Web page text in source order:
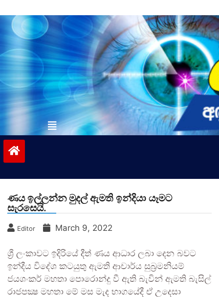
to
contentvinivida.lk
ණය ඉල්ලන්න මුදල් ඇමති ඉන්දියා යෑමට
සැරසෙයි.
Editor March 9, 2022
ශ්‍රී ලංකාවට ඉදිරියේ දීත් ණය ආධාර ලබා දෙන බවට
ඉන්දීය විදේශ කටයුතු ඇමති ආචාර්ය සුබ්‍රමනියම්
ජයශංකර් මහතා පොරොන්දු වී ඇති බැවින් ඇමති බැසිල්
රාජපක්‍ෂ මහතා මේ මස මැද භාගයේදී ඒ උදෙසා